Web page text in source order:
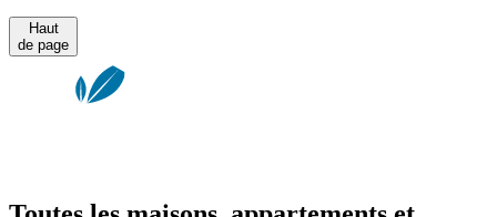
Haut
de page